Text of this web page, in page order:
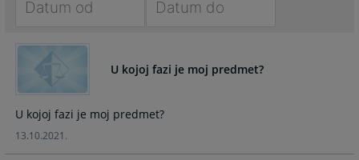
forward
interact
the
calendar
to
the
U kojoj fazi je moj predmet?
U kojoj fazi je moj predmet?
13.10.2021.